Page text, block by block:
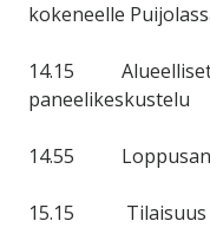
kokeneelle
14.15 Alueelliset
paneelikeskustelu
14.55
15.15 Tilaisuus